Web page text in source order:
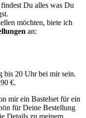
Du alles was Du
möchten, biete ich
an:
bis 20 Uhr bei mir sein.
€.
mir ein Bastelset für ein
für Deine Bestellung
Details zu meinem